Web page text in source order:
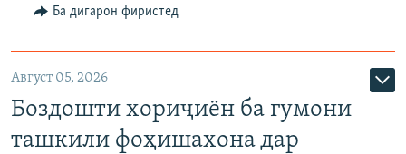
Ба дигарон фиристед
Август 05, 2026
Боздошти хориҷиён ба гумони
ташкили фоҳишахона дар